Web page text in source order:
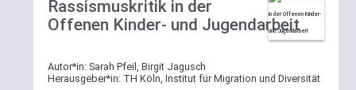
Rassismuskritik in der
Offenen Kinder- und Jugendarbeit
Autor*in: Sarah Pfeil, Birgit Jagusch
Herausgeber*in: TH Köln, Institut für Migration und Diversität